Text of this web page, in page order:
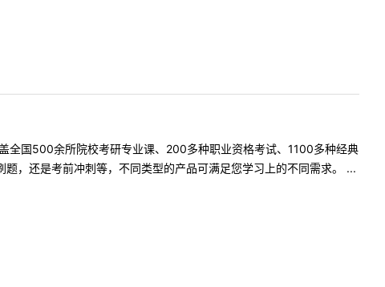
全国500余所院校考研专业课、200多种职业资格考试、1100多种经典
，还是考前冲刺等，不同类型的产品可满足您学习上的不同需求。 ...